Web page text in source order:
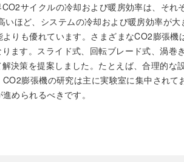
サイクルの冷却および暖房効率は、そ
ほど、システムの冷却および暖房効率が
も優れています。さまざまなCO2膨張
ます。スライド式、回転ブレード式、渦
策を提案しました。たとえば、合理的
膨張機の研究は主に実験室に集中され
められるべきです。